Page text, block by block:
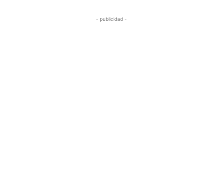
- publicidad -